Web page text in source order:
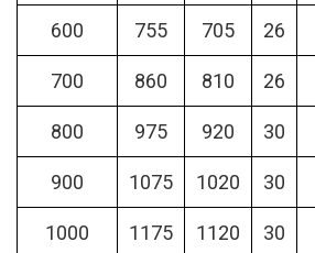
600 755 705 26
700 860 810 26
800 975 920 30
900 1075 1020 30
1000 1175 1120 30